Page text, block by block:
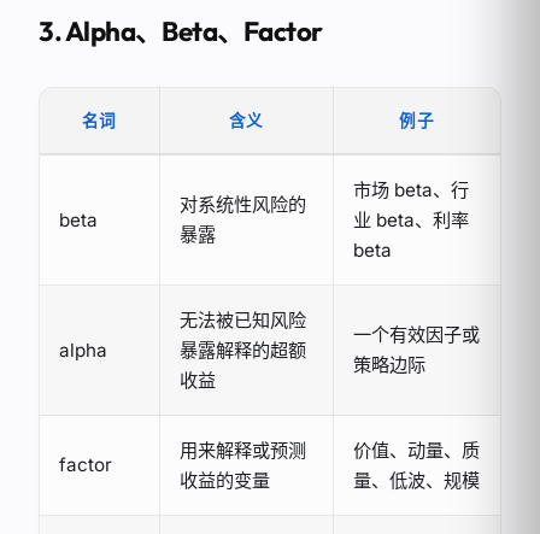
3. Alpha、Beta、Factor
名词 含义 例子
beta
对系统性风险的
暴露
市场 beta、行
业 beta、利率
beta
alpha
无法被已知风险
暴露解释的超额
收益
一个有效因子或
策略边际
factor
用来解释或预测
收益的变量
价值、动量、质
量、低波、规模